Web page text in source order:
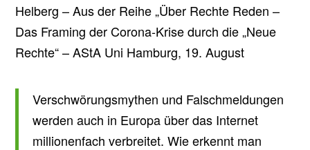
Helberg – Aus der Reihe „Über Rechte Reden –
Das Framing der Corona-Krise durch die „Neue
Rechte“ – AStA Uni Hamburg, 19. August
Verschwörungsmythen und Falschmeldungen
werden auch in Europa über das Internet
millionenfach verbreitet. Wie erkennt man